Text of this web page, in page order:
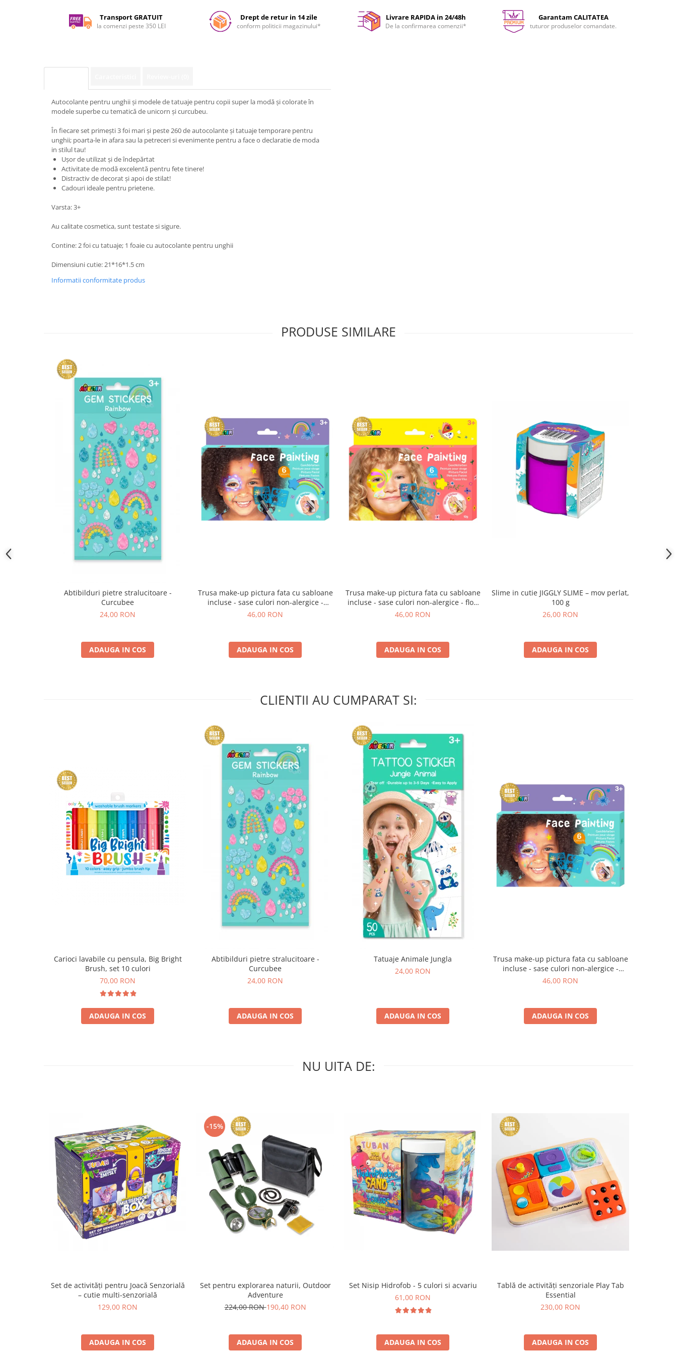
Facebook
Transport GRATUIT
la comenzi peste 350 LEI
Drept de retur in 14 zile
conform politicii magazinului*
Livrare RAPIDA in 24/48h
De la confirmarea comenzii*
Garantam CALITATEA
tuturor produselor comandate.
Autocolante pentru unghii și modele de tatuaje pentru copii super la modă și colorate în
modele superbe cu tematică de unicorn și curcubeu.
În fiecare set primești 3 foi mari și peste 260 de autocolante și tatuaje temporare pentru
unghii; poarta-le in afara sau la petreceri si evenimente pentru a face o declaratie de moda
in stilul tau!
Ușor de utilizat și de îndepărtat
Activitate de modă excelentă pentru fete tinere!
Distractiv de decorat și apoi de stilat!
Cadouri ideale pentru prietene.
Varsta: 3+
Au calitate cosmetica, sunt testate si sigure.
Contine: 2 foi cu tatuaje; 1 foaie cu autocolante pentru unghii
Dimensiuni cutie: 21*16*1.5 cm
Informatii conformitate produs
PRODUSE SIMILARE
Abtibilduri pietre stralucitoare -
Curcubee
24,00 RON
ADAUGA IN COS
Trusa make-up pictura fata cu sabloane
incluse - sase culori non-alergice -
curcubeu si stele
46,00 RON
ADAUGA IN COS
Trusa make-up pictura fata cu sabloane
incluse - sase culori non-alergice - flori
si fluturi
46,00 RON
ADAUGA IN COS
Slime in cutie JIGGLY SLIME – mov perlat,
100 g
26,00 RON
ADAUGA IN COS
CLIENTII AU CUMPARAT SI:
Carioci lavabile cu pensula, Big Bright
Brush, set 10 culori
70,00 RON
ADAUGA IN COS
Abtibilduri pietre stralucitoare -
Curcubee
24,00 RON
ADAUGA IN COS
Tatuaje Animale Jungla
24,00 RON
ADAUGA IN COS
Trusa make-up pictura fata cu sabloane
incluse - sase culori non-alergice -
curcubeu si stele
46,00 RON
ADAUGA IN COS
NU UITA DE:
Set de activități pentru Joacă Senzorială
– cutie multi-senzorială
129,00 RON
ADAUGA IN COS
-15%
Set pentru explorarea naturii, Outdoor
Adventure
224,00 RON190,40 RON
ADAUGA IN COS
Set Nisip Hidrofob - 5 culori si acvariu
61,00 RON
ADAUGA IN COS
Tablă de activități senzoriale Play Tab
Essential
230,00 RON
ADAUGA IN COS